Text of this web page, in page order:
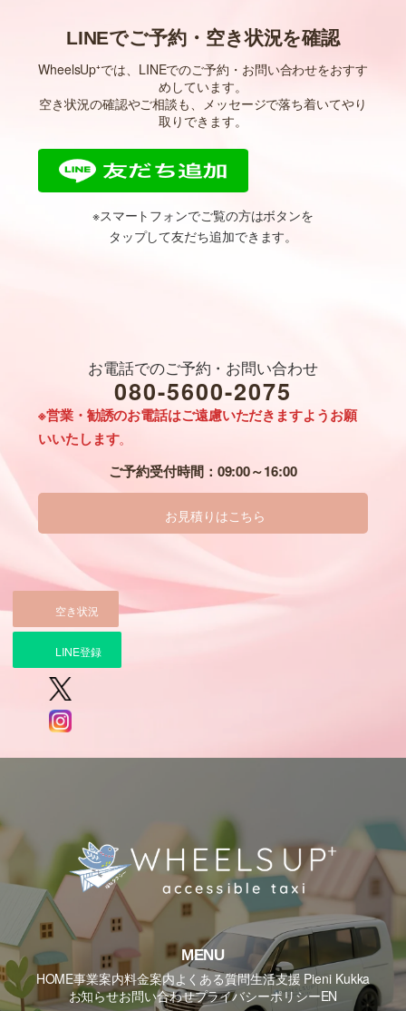
LINEでご予約・空き状況を確認
WheelsUp⁺では、LINEでのご予約・お問い合わせをおすす
めしています。
空き状況の確認やご相談も、メッセージで落ち着いてやり
取りできます。
※スマートフォンでご覧の方はボタンを
タップして友だち追加できます。
お電話でのご予約・ お問い合わせ
080-5600-2075
※営業・勧誘のお電話はご遠慮いただきますようお願
いいたします。
ご予約受付時間：09:00～16:00
お見積りはこちら
空き状況
LINE登録
MENU
HOME事業案内料金案内よくある質問生活支援 Pieni Kukka
お知らせお問い合わせプライバシーポリシーEN